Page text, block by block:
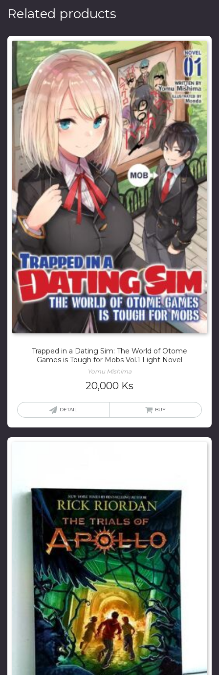
Related products
Trapped in a Dating Sim: The World of Otome
Games is Tough for Mobs Vol.1 Light Novel
Yomu Mishima
20,000 Ks
DETAIL BUY